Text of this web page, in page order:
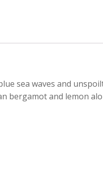
sea waves and
bergamot and lemon